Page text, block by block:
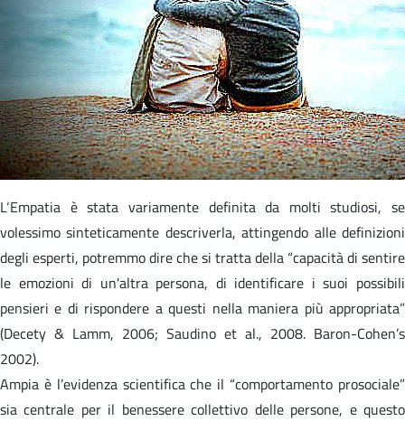
L‘Empatia è stata variamente definita da molti studiosi, se
volessimo sinteticamente descriverla, attingendo alle definizioni
degli esperti, potremmo dire che si tratta della “capacità di sentire
le emozioni di un'altra persona, di identificare i suoi possibili
pensieri e di rispondere a questi nella maniera più appropriata”
(Decety & Lamm, 2006; Saudino et al., 2008. Baron-Cohen’s
2002).
Ampia è l’evidenza scientifica che il “comportamento prosociale”
sia centrale per il benessere collettivo delle persone, e questo